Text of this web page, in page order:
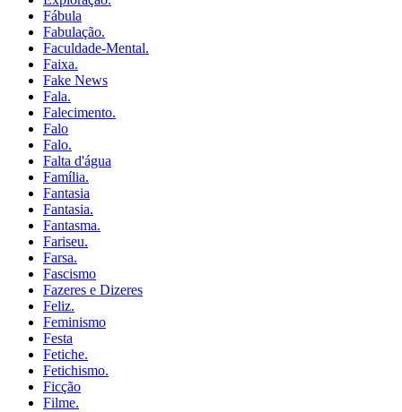
Fábula
Fabulação.
Faculdade-Mental.
Faixa.
Fake News
Fala.
Falecimento.
Falo
Falo.
Falta d'água
Família.
Fantasia
Fantasia.
Fantasma.
Fariseu.
Farsa.
Fascismo
Fazeres e Dizeres
Feliz.
Feminismo
Festa
Fetiche.
Fetichismo.
Ficção
Filme.